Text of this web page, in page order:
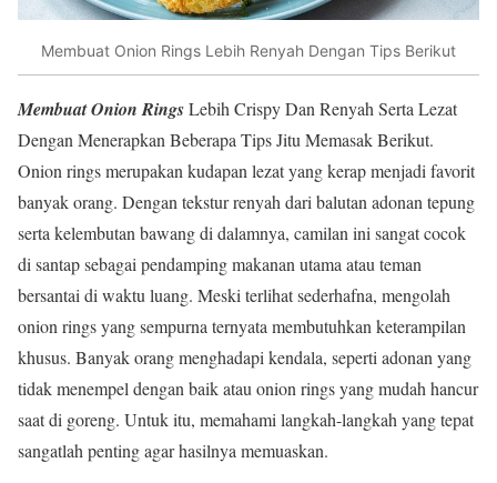
Membuat Onion Rings Lebih Renyah Dengan Tips Berikut
Membuat Onion RingsLebih Crispy Dan Renyah Serta Lezat
Dengan Menerapkan Beberapa Tips Jitu Memasak Berikut.
Onion rings merupakan kudapan lezat yang kerap menjadi favorit
banyak orang. Dengan tekstur renyah dari balutan adonan tepung
serta kelembutan bawang di dalamnya, camilan ini sangat cocok
di santap sebagai pendamping makanan utama atau teman
bersantai di waktu luang. Meski terlihat sederhafna, mengolah
onion rings yang sempurna ternyata membutuhkan keterampilan
khusus. Banyak orang menghadapi kendala, seperti adonan yang
tidak menempel dengan baik atau onion rings yang mudah hancur
saat di goreng. Untuk itu, memahami langkah-langkah yang tepat
sangatlah penting agar hasilnya memuaskan.